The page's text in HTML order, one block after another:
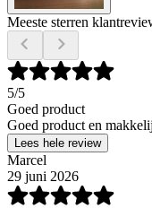
Meeste sterren
5/5
Goed product
Goed product en
Lees hele review
Marcel
29 juni 2026